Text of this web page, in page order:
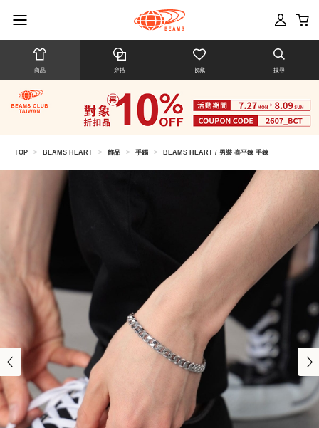
商品 穿搭 收藏 搜尋
TOP > BEAMS HEART > 飾品 > 手鐲 > BEAMS HEART / 男裝 喜平鍊 手鍊